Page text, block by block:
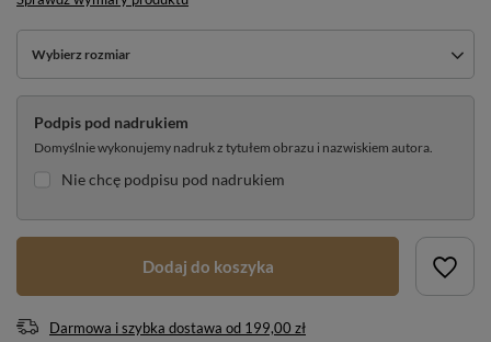
Wybierz rozmiar
Podpis pod nadrukiem
Domyślnie wykonujemy nadruk z tytułem obrazu i nazwiskiem autora.
Nie chcę podpisu pod nadrukiem
Dodaj do koszyka
Darmowa i szybka dostawa od 199,00 zł